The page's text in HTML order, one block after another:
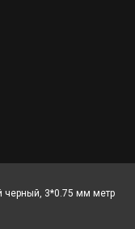
черный, 3*0.75 мм метр